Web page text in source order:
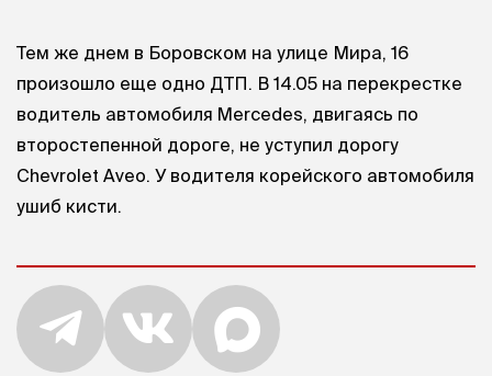
Тем же днем в Боровском на улице Мира, 16
произошло еще одно ДТП. В 14.05 на перекрестке
водитель автомобиля Mercedes, двигаясь по
второстепенной дороге, не уступил дорогу
Chevrolet Aveo. У водителя корейского автомобиля
ушиб кисти.